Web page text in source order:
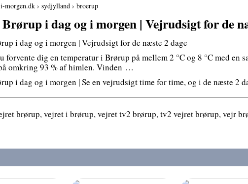
morgen.dk › sydjylland › broerup
i dag og i morgen | Vejrudsigt for de
i dag og i morgen | Vejrudsigt for de næste 2 dage
forvente dig en temperatur i Brørup på mellem 2 °C og 8 °C med en
omkring 93 % af himlen. Vinden …
i dag og i morgen | Se en vejrudsigt time for time, og i de næste 2
brørup, vejret i brørup, vejret tv2 brørup, tv2 vejret brørup, vejr